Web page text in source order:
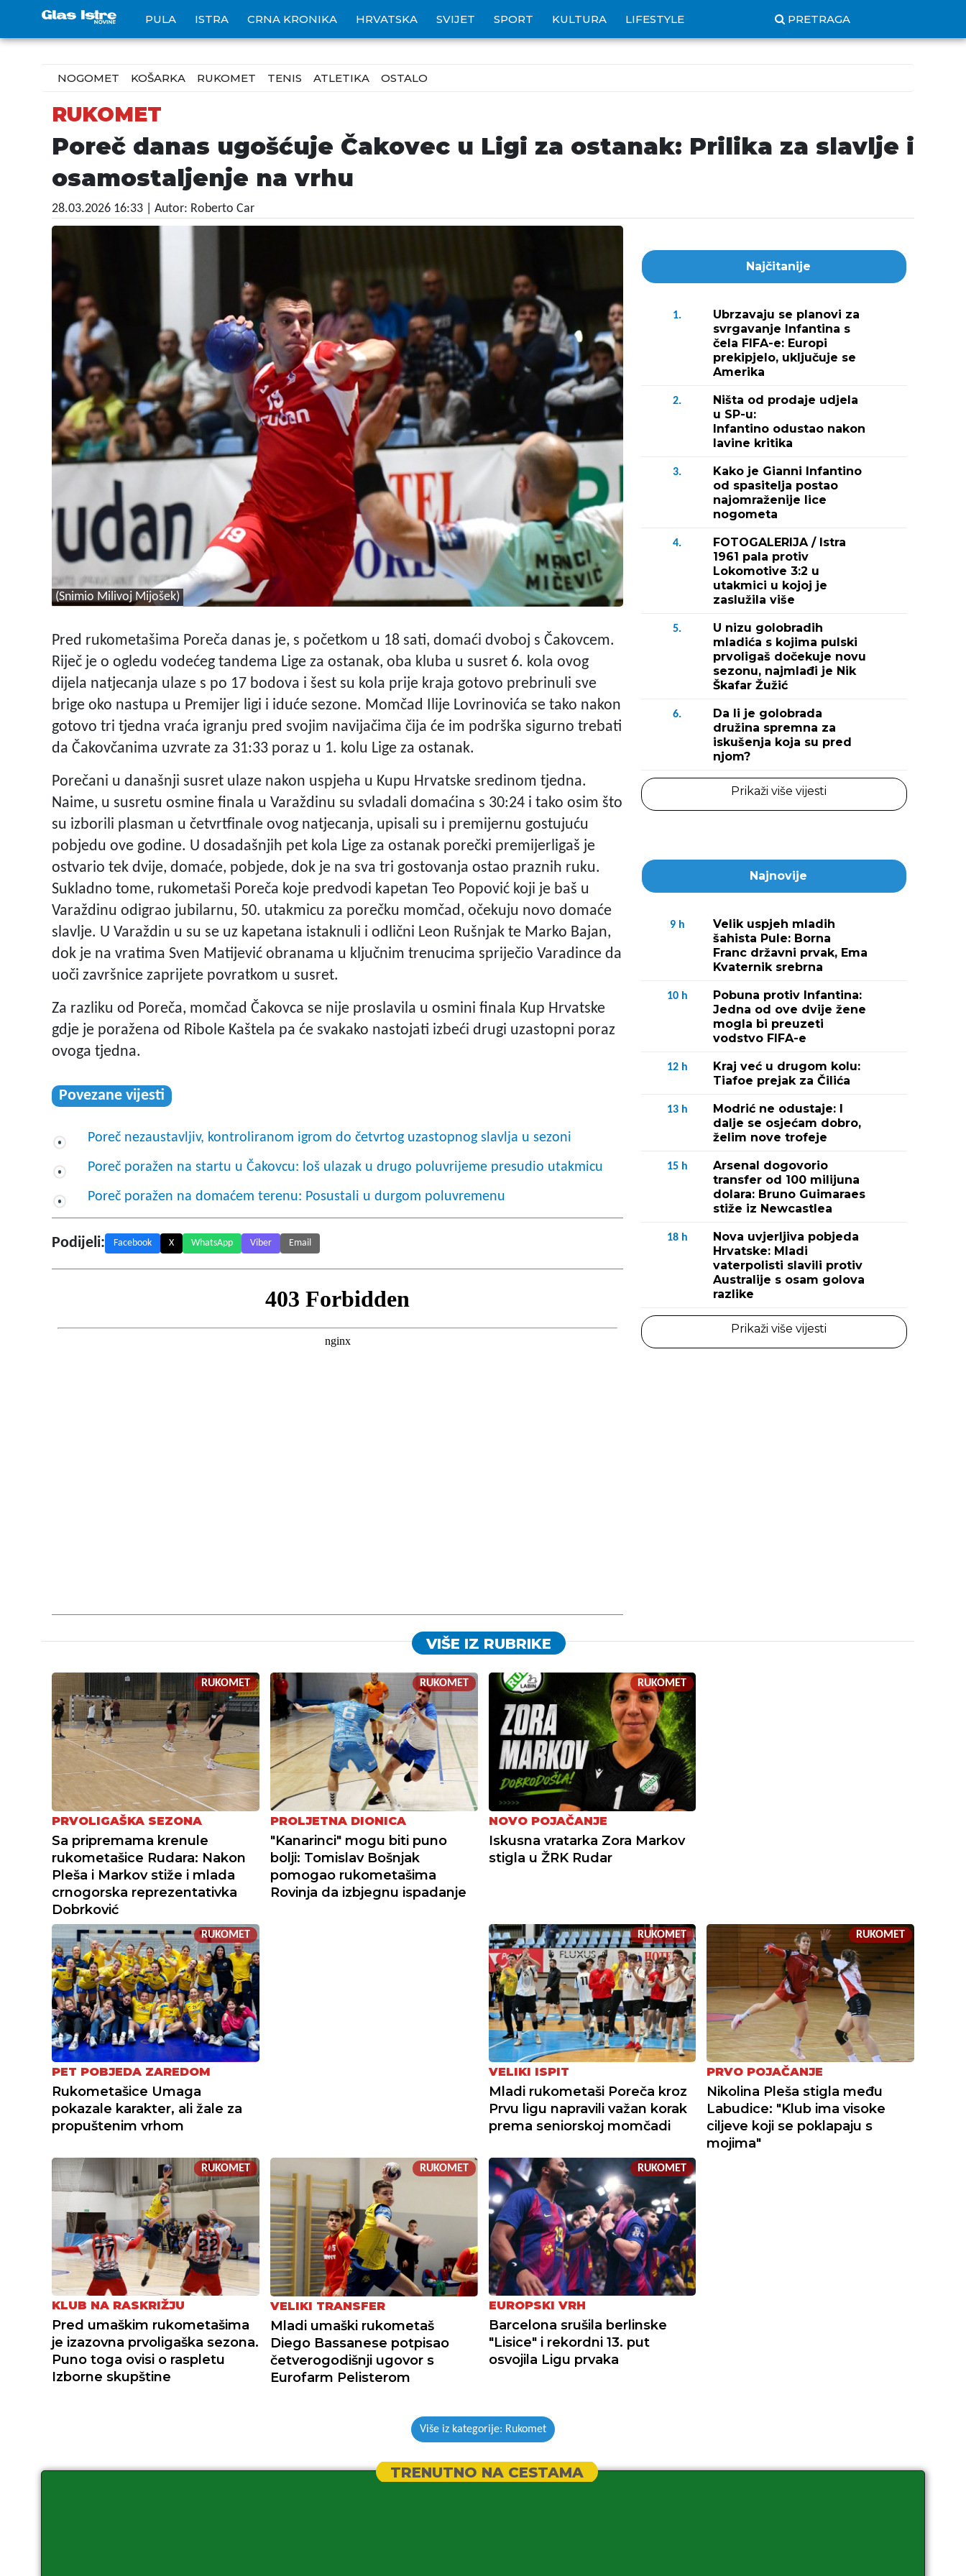
PULA ISTRA CRNA KRONIKA HRVATSKA SVIJET SPORT KULTURA LIFESTYLE PRETRAGA
NOGOMET KOŠARKA RUKOMET TENIS ATLETIKA OSTALO
RUKOMET
Poreč danas ugošćuje Čakovec u Ligi za ostanak: Prilika za slavlje i
osamostaljenje na vrhu
28.03.2026 16:33 | Autor: Roberto Car
(Snimio Milivoj Mijošek)
Pred rukometašima Poreča danas je, s početkom u 18 sati, domaći dvoboj s Čakovcem.
Riječ je o ogledu vodećeg tandema Lige za ostanak, oba kluba u susret 6. kola ovog
dijela natjecanja ulaze s po 17 bodova i šest su kola prije kraja gotovo prebrinuli sve
brige oko nastupa u Premijer ligi i iduće sezone. Momčad Ilije Lovrinovića se tako nakon
gotovo tri tjedna vraća igranju pred svojim navijačima čija će im podrška sigurno trebati
da Čakovčanima uzvrate za 31:33 poraz u 1. kolu Lige za ostanak.
Porečani u današnji susret ulaze nakon uspjeha u Kupu Hrvatske sredinom tjedna.
Naime, u susretu osmine finala u Varaždinu su svladali domaćina s 30:24 i tako osim što
su izborili plasman u četvrtfinale ovog natjecanja, upisali su i premijernu gostujuću
pobjedu ove godine. U dosadašnjih pet kola Lige za ostanak porečki premijerligaš je
ostvario tek dvije, domaće, pobjede, dok je na sva tri gostovanja ostao praznih ruku.
Sukladno tome, rukometaši Poreča koje predvodi kapetan Teo Popović koji je baš u
Varaždinu odigrao jubilarnu, 50. utakmicu za porečku momčad, očekuju novo domaće
slavlje. U Varaždin u su se uz kapetana istaknuli i odlični Leon Rušnjak te Marko Bajan,
dok je na vratima Sven Matijević obranama u ključnim trenucima spriječio Varadince da
uoči završnice zaprijete povratkom u susret.
Za razliku od Poreča, momčad Čakovca se nije proslavila u osmini finala Kup Hrvatske
gdje je poražena od Ribole Kaštela pa će svakako nastojati izbeći drugi uzastopni poraz
ovoga tjedna.
Povezane vijesti
Poreč nezaustavljiv, kontroliranom igrom do četvrtog uzastopnog slavlja u sezoni
Poreč poražen na startu u Čakovcu: loš ulazak u drugo poluvrijeme presudio utakmicu
Poreč poražen na domaćem terenu: Posustali u durgom poluvremenu
Podijeli: Facebook X WhatsApp Viber Email
Najčitanije
1.
Ubrzavaju se planovi za
svrgavanje Infantina s
čela FIFA-e: Europi
prekipjelo, uključuje se
Amerika
2.
Ništa od prodaje udjela
u SP-u:
Infantino odustao nakon
lavine kritika
3.
Kako je Gianni Infantino
od spasitelja postao
najomraženije lice
nogometa
4.
FOTOGALERIJA / Istra
1961 pala protiv
Lokomotive 3:2 u
utakmici u kojoj je
zaslužila više
5.
U nizu golobradih
mladića s kojima pulski
prvoligaš dočekuje novu
sezonu, najmlađi je Nik
Škafar Žužić
6.
Da li je golobrada
družina spremna za
iskušenja koja su pred
njom?
Prikaži više vijesti
Najnovije
9 h
Velik uspjeh mladih
šahista Pule: Borna
Franc državni prvak, Ema
Kvaternik srebrna
10 h
Pobuna protiv Infantina:
Jedna od ove dvije žene
mogla bi preuzeti
vodstvo FIFA-e
12 h
Kraj već u drugom kolu:
Tiafoe prejak za Čilića
13 h
Modrić ne odustaje: I
dalje se osjećam dobro,
želim nove trofeje
15 h
Arsenal dogovorio
transfer od 100 milijuna
dolara: Bruno Guimaraes
stiže iz Newcastlea
18 h
Nova uvjerljiva pobjeda
Hrvatske: Mladi
vaterpolisti slavili protiv
Australije s osam golova
razlike
Prikaži više vijesti
VIŠE IZ RUBRIKE
RUKOMET
PRVOLIGAŠKA SEZONA
Sa pripremama krenule
rukometašice Rudara: Nakon
Pleša i Markov stiže i mlada
crnogorska reprezentativka
Dobrković
RUKOMET
PROLJETNA DIONICA
"Kanarinci" mogu biti puno
bolji: Tomislav Bošnjak
pomogao rukometašima
Rovinja da izbjegnu ispadanje
RUKOMET
NOVO POJAČANJE
Iskusna vratarka Zora Markov
stigla u ŽRK Rudar
RUKOMET
PET POBJEDA ZAREDOM
Rukometašice Umaga
pokazale karakter, ali žale za
propuštenim vrhom
RUKOMET
VELIKI ISPIT
Mladi rukometaši Poreča kroz
Prvu ligu napravili važan korak
prema seniorskoj momčadi
RUKOMET
PRVO POJAČANJE
Nikolina Pleša stigla među
Labudice: "Klub ima visoke
ciljeve koji se poklapaju s
mojima"
RUKOMET
KLUB NA RASKRIŽJU
Pred umaškim rukometašima
je izazovna prvoligaška sezona.
Puno toga ovisi o raspletu
Izborne skupštine
RUKOMET
VELIKI TRANSFER
Mladi umaški rukometaš
Diego Bassanese potpisao
četverogodišnji ugovor s
Eurofarm Pelisterom
RUKOMET
EUROPSKI VRH
Barcelona srušila berlinske
"Lisice" i rekordni 13. put
osvojila Ligu prvaka
Više iz kategorije: Rukomet
TRENUTNO NA CESTAMA